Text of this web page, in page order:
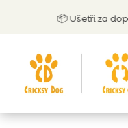
📦 Ušetři za dopravu